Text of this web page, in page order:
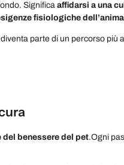
Significa affidarsi a una
fisiologiche
parte di un percorso più
del benessere del pet.Ogni